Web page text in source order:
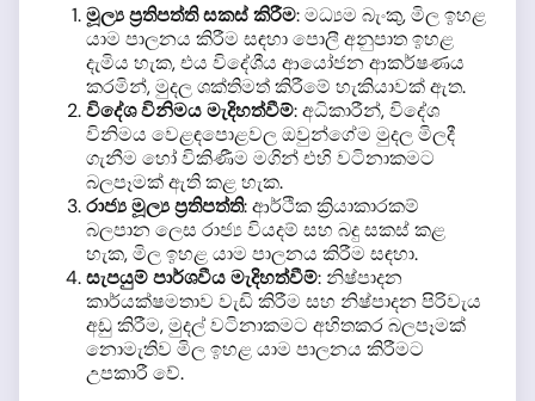
මූල්‍ය ප්‍රතිපත්ති සකස් කිරීම: මධ්‍යම බැංකු, මිල ඉහළ
යාම පාලනය කිරීම සඳහා පොලී අනුපාත ඉහළ
දැමිය හැක, එය විදේශීය ආයෝජන ආකර්ෂණය
කරමින්, මුදල ශක්තිමත් කිරීමේ හැකියාවක් ඇත.
විදේශ විනිමය මැදිහත්වීම්: අධිකාරීන්, විදේශ
විනිමය වෙළඳපොළවල ඔවුන්ගේම මුදල මිලදී
ගැනීම හෝ විකිණීම මගින් එහි වටිනාකමට
බලපෑමක් ඇති කළ හැක.
රාජ්‍ය මූල්‍ය ප්‍රතිපත්ති: ආර්ථික ක්‍රියාකාරකම්
බලපාන ලෙස රාජ්‍ය වියදම් සහ බදු සකස් කළ
හැක, මිල ඉහළ යාම පාලනය කිරීම සඳහා.
සැපයුම් පාර්ශවීය මැදිහත්වීම්: නිෂ්පාදන
කාර්යක්ෂමතාව වැඩි කිරීම සහ නිෂ්පාදන පිරිවැය
අඩු කිරීම, මුදල් වටිනාකමට අහිතකර බලපෑමක්
නොමැතිව මිල ඉහළ යාම පාලනය කිරීමට
උපකාරී වේ.